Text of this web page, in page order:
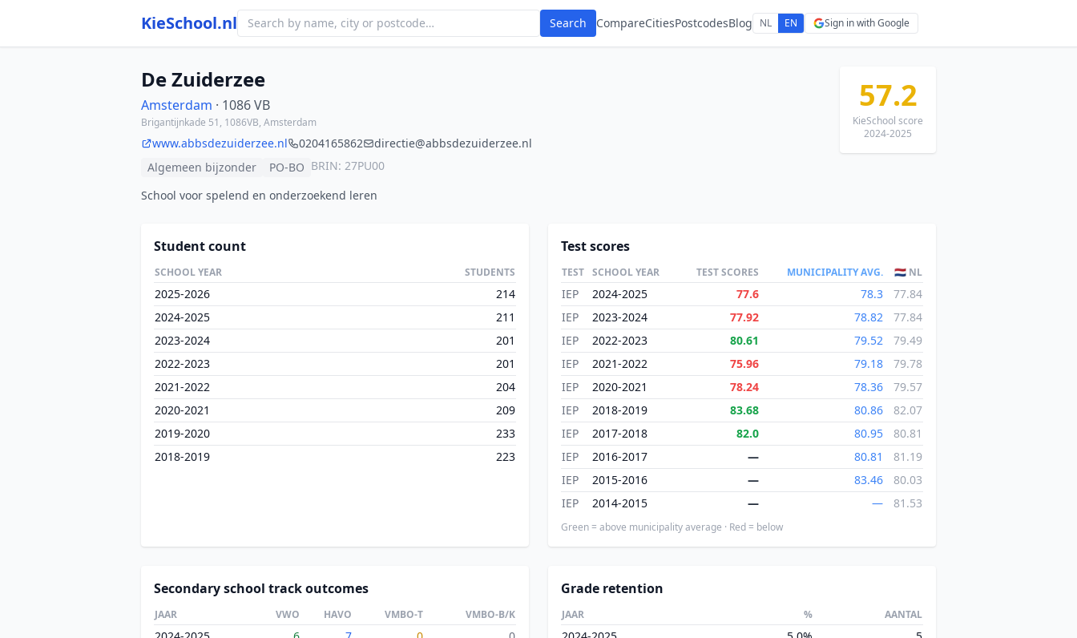
KieSchool.nl Search CompareCitiesPostcodesBlog NL EN Sign in with Google
De Zuiderzee
Amsterdam · 1086 VB
Brigantijnkade 51, 1086VB, Amsterdam
www.abbsdezuiderzee.nl 0204165862
directie@abbsdezuiderzee.nl
Algemeen bijzonder
PO-BO BRIN: 27PU00
School voor spelend en onderzoekend leren
57.2
KieSchool score
2024-2025
Student count
SCHOOL YEAR STUDENTS
2025-2026
214
2024-2025
211
2023-2024
201
2022-2023
201
2021-2022
204
2020-2021
209
2019-2020
233
2018-2019
223
Test scores
TEST SCHOOL YEAR TEST SCORES MUNICIPALITY AVG. 🇳🇱 NL
IEP 2024-2025 77.6 78.3
77.84
IEP
2023-2024 77.92 78.82
77.84
IEP
2022-2023 80.61 79.52
79.49
IEP
2021-2022 75.96 79.18
79.78
IEP
2020-2021 78.24 78.36
79.57
IEP
2018-2019 83.68 80.86
82.07
IEP
2017-2018 82.0 80.95
80.81
IEP
2016-2017 — 80.81
81.19
IEP
2015-2016 — 83.46
80.03
IEP
2014-2015 — — 81.53
Green = above municipality average · Red = below
Secondary school track outcomes
JAAR VWO HAVO VMBO-T VMBO-B/K
Grade retention
JAAR % AANTAL